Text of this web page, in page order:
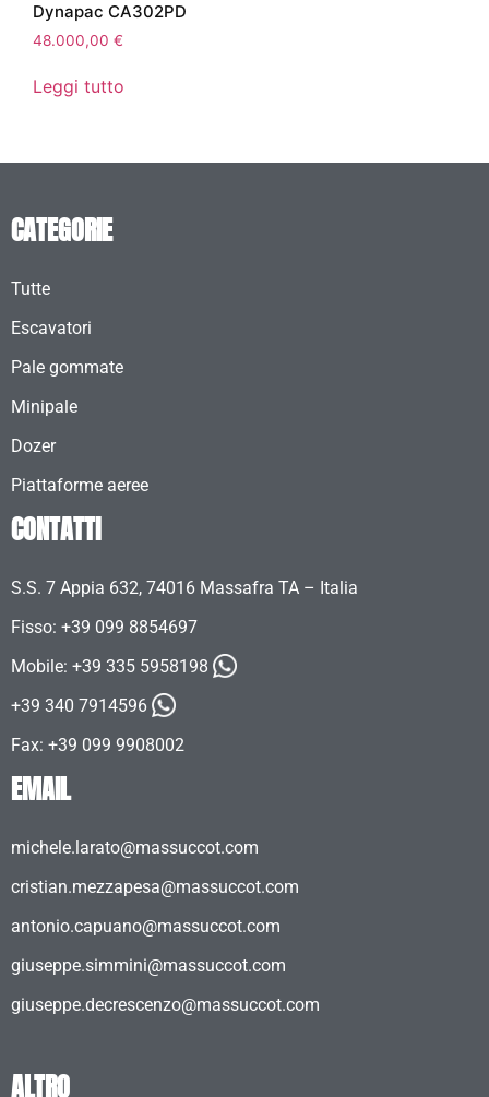
Dynapac CA302PD
48.000,00 €
Leggi tutto
CATEGORIE
Tutte
Escavatori
Pale gommate
Minipale
Dozer
Piattaforme aeree
CONTATTI
S.S. 7 Appia 632, 74016 Massafra TA – Italia
Fisso: +39 099 8854697
Mobile: +39 335 5958198
+39 340 7914596
Fax: +39 099 9908002
EMAIL
michele.larato@massuccot.com
cristian.mezzapesa@massuccot.com
antonio.capuano@massuccot.com
giuseppe.simmini@massuccot.com
giuseppe.decrescenzo@massuccot.com
ALTRO